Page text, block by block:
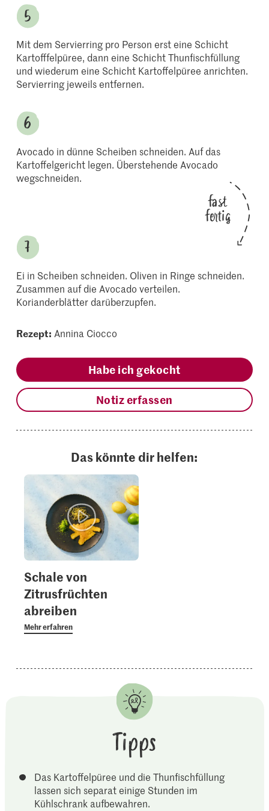
Mit dem Servierring pro Person erst eine Schicht
Kartofffelpüree, dann eine Schicht Thunfischfüllung
und wiederum eine Schicht Kartoffelpüree anrichten.
Servierring jeweils entfernen.
Avocado in dünne Scheiben schneiden. Auf das
Kartoffelgericht legen. Überstehende Avocado
wegschneiden.
fast
fertig
Ei in Scheiben schneiden. Oliven in Ringe schneiden.
Zusammen auf die Avocado verteilen.
Korianderblätter darüberzupfen.
Rezept: Annina Ciocco
Habe ich gekocht
Notiz erfassen
Das könnte dir helfen:
Schale von
Zitrusfrüchten
abreiben
Mehr erfahren
Tipps
Das Kartoffelpüree und die Thunfischfüllung
lassen sich separat einige Stunden im
Kühlschrank aufbewahren.